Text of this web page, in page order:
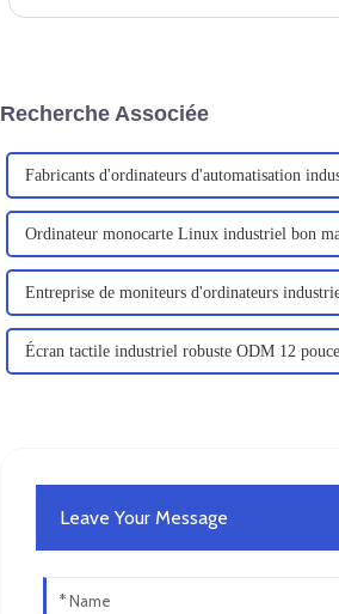
Recherche Associée
Fabricants d'ordinateurs d'automatisation
Ordinateur monocarte Linux industriel bon
Entreprise de moniteurs d'ordinateurs
Écran tactile industriel robuste ODM 12
Leave Your Message